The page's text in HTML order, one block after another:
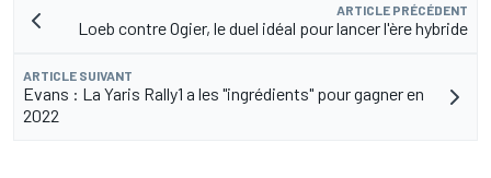
ARTICLE PRÉCÉDENT
Loeb contre Ogier, le duel idéal pour lancer l'ère hybride
ARTICLE SUIVANT
Evans : La Yaris Rally1 a les "ingrédients" pour gagner en
2022